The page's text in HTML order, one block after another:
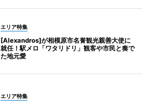
エリア特集
[Alexandros]が相模原市名誉観光親善大使に
就任！駅メロ「ワタリドリ」観客や市民と奏で
た地元愛
エリア特集